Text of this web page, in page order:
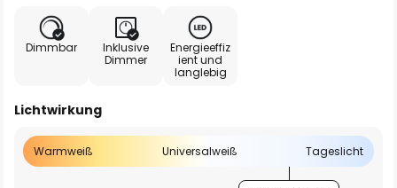
Dimmbar
Inklusive
Dimmer
Energieeffiz
ient und
langlebig
Lichtwirkung
Warmweiß Universalweiß Tageslicht